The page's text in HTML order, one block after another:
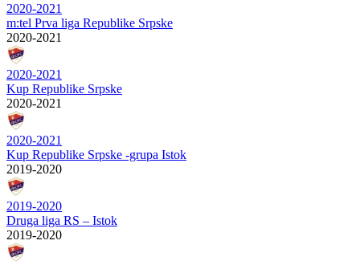
2020-2021
m:tel Prva liga Republike Srpske
2020-2021
2020-2021
Kup Republike Srpske
2020-2021
2020-2021
Kup Republike Srpske -grupa Istok
2019-2020
2019-2020
Druga liga RS – Istok
2019-2020